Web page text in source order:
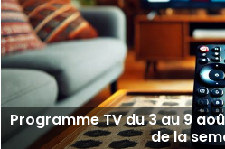
Programme TV du 3 au 9
de la